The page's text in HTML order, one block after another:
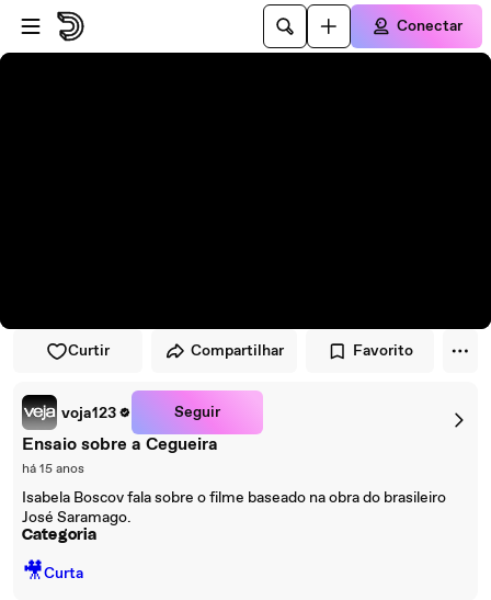
Pular para o player
Ir para o conteúdo principal
Conectar
Curtir Compartilhar Favorito
voja123 Seguir
Ensaio sobre a Cegueira
há 15 anos
Isabela Boscov fala sobre o filme baseado na obra do brasileiro
José Saramago.
Categoria
🎥Curta